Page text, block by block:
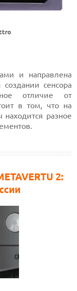
и направлена
создании сенсора
отличие от
в том, что на
находится разное
2: